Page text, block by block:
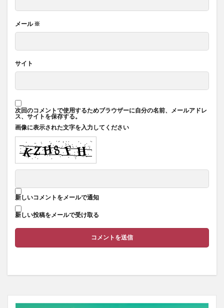
メール※
サイト
次回のコメントで使用するためブラウザーに自分の名前、メールアドレ
ス、サイトを保存する。
画像に表示された文字を入力してください
新しいコメントをメールで通知
新しい投稿をメールで受け取る